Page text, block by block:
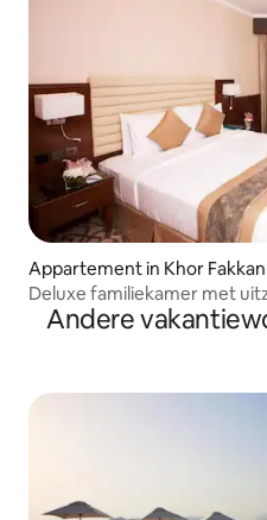
Appartement in Khor Fakkan
Deluxe familiekamer met
KhorFakan Club
Andere